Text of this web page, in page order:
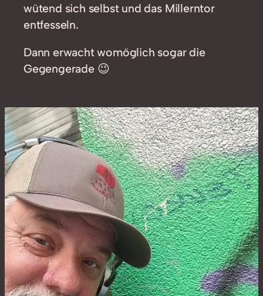
wütend sich selbst und das Millerntor
entfesseln.
Dann erwacht womöglich sogar die
Gegengerade 😉